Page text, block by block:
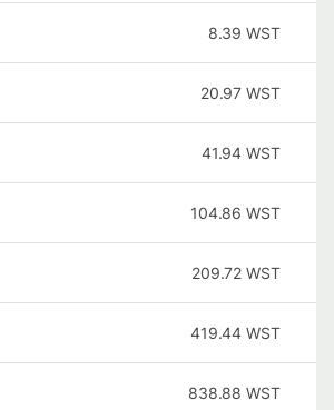
8.39 WST
20.97 WST
41.94 WST
104.86 WST
209.72 WST
419.44 WST
838.88 WST